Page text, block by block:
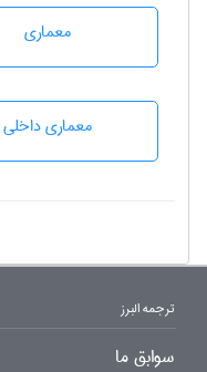
معماری
معماری داخلی
ترجمه البرز
سوابق ما